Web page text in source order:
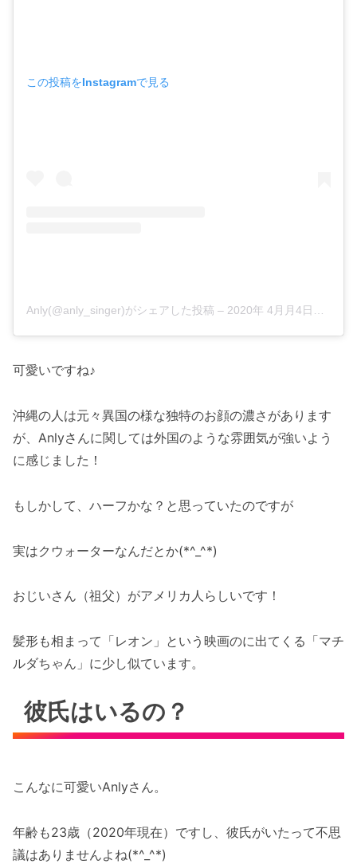
この投稿をInstagramで見る
Anly(@anly_singer)がシェアした投稿 – 2020年 4月月4日午前6時08分PDT
可愛いですね♪
沖縄の人は元々異国の様な独特のお顔の濃さがあります
が、Anlyさんに関しては外国のような雰囲気が強いよう
に感じました！
もしかして、ハーフかな？と思っていたのですが
実はクウォーターなんだとか(*^_^*)
おじいさん（祖父）がアメリカ人らしいです！
髪形も相まって「レオン」という映画のに出てくる「マチ
ルダちゃん」に少し似ています。
彼氏はいるの？
こんなに可愛いAnlyさん。
年齢も23歳（2020年現在）ですし、彼氏がいたって不思
議はありませんよね(*^_^*)